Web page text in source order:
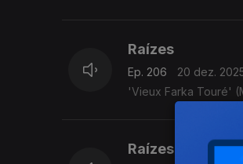
Raízes
Ep. 206
20 dez.
'Vieux Farka Touré'
Raízes